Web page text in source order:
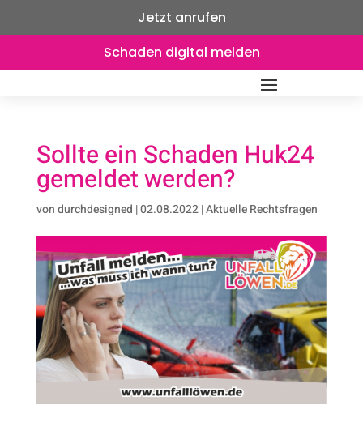
Schaden digital melden
Jetzt anrufen
Sollte ein Schaden Huk24
gemeldet werden?
vondurchdesigned |02.08.2022|Aktuelle Rechtsfragen